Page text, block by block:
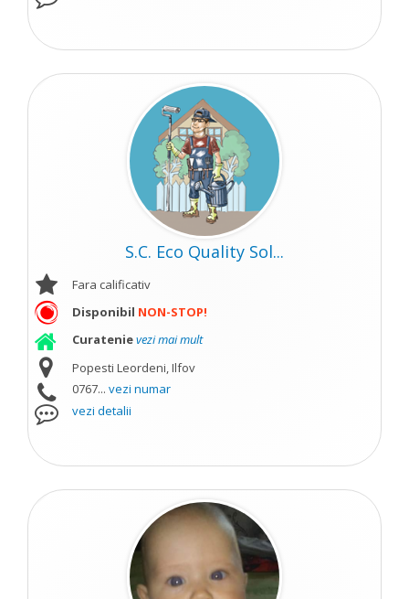
S.C. Eco Quality Sol...
Fara calificativ
Disponibil NON-STOP!
Curatenievezi mai mult
Popesti Leordeni, Ilfov
0767... vezi numar
vezi detalii